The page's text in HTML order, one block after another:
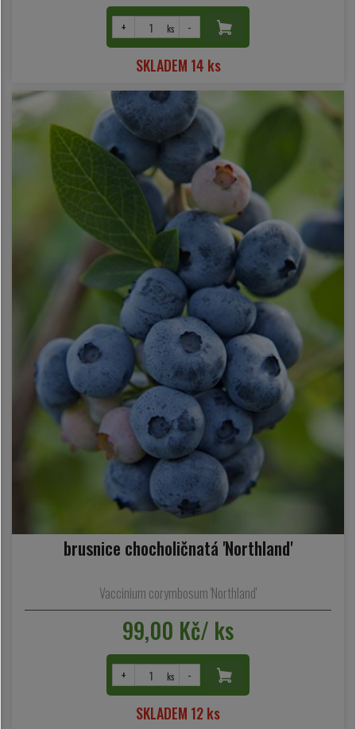
+ ks -
SKLADEM 14 ks
brusnice chocholičnatá 'Northland'
Vaccinium corymbosum 'Northland'
99,00 Kč/ ks
+ ks -
SKLADEM 12 ks